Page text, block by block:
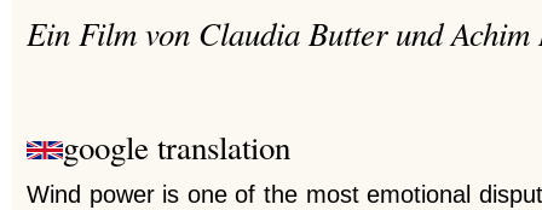
Ein Film von Claudia Butter und Achim
google translation
Wind power is one of the most emotional